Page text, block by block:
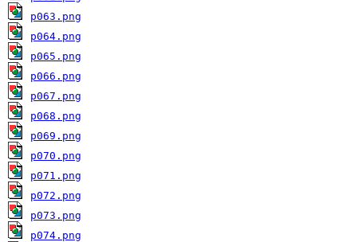
p063.png
p064.png
p065.png
p066.png
p067.png
p068.png
p069.png
p070.png
p071.png
p072.png
p073.png
p074.png